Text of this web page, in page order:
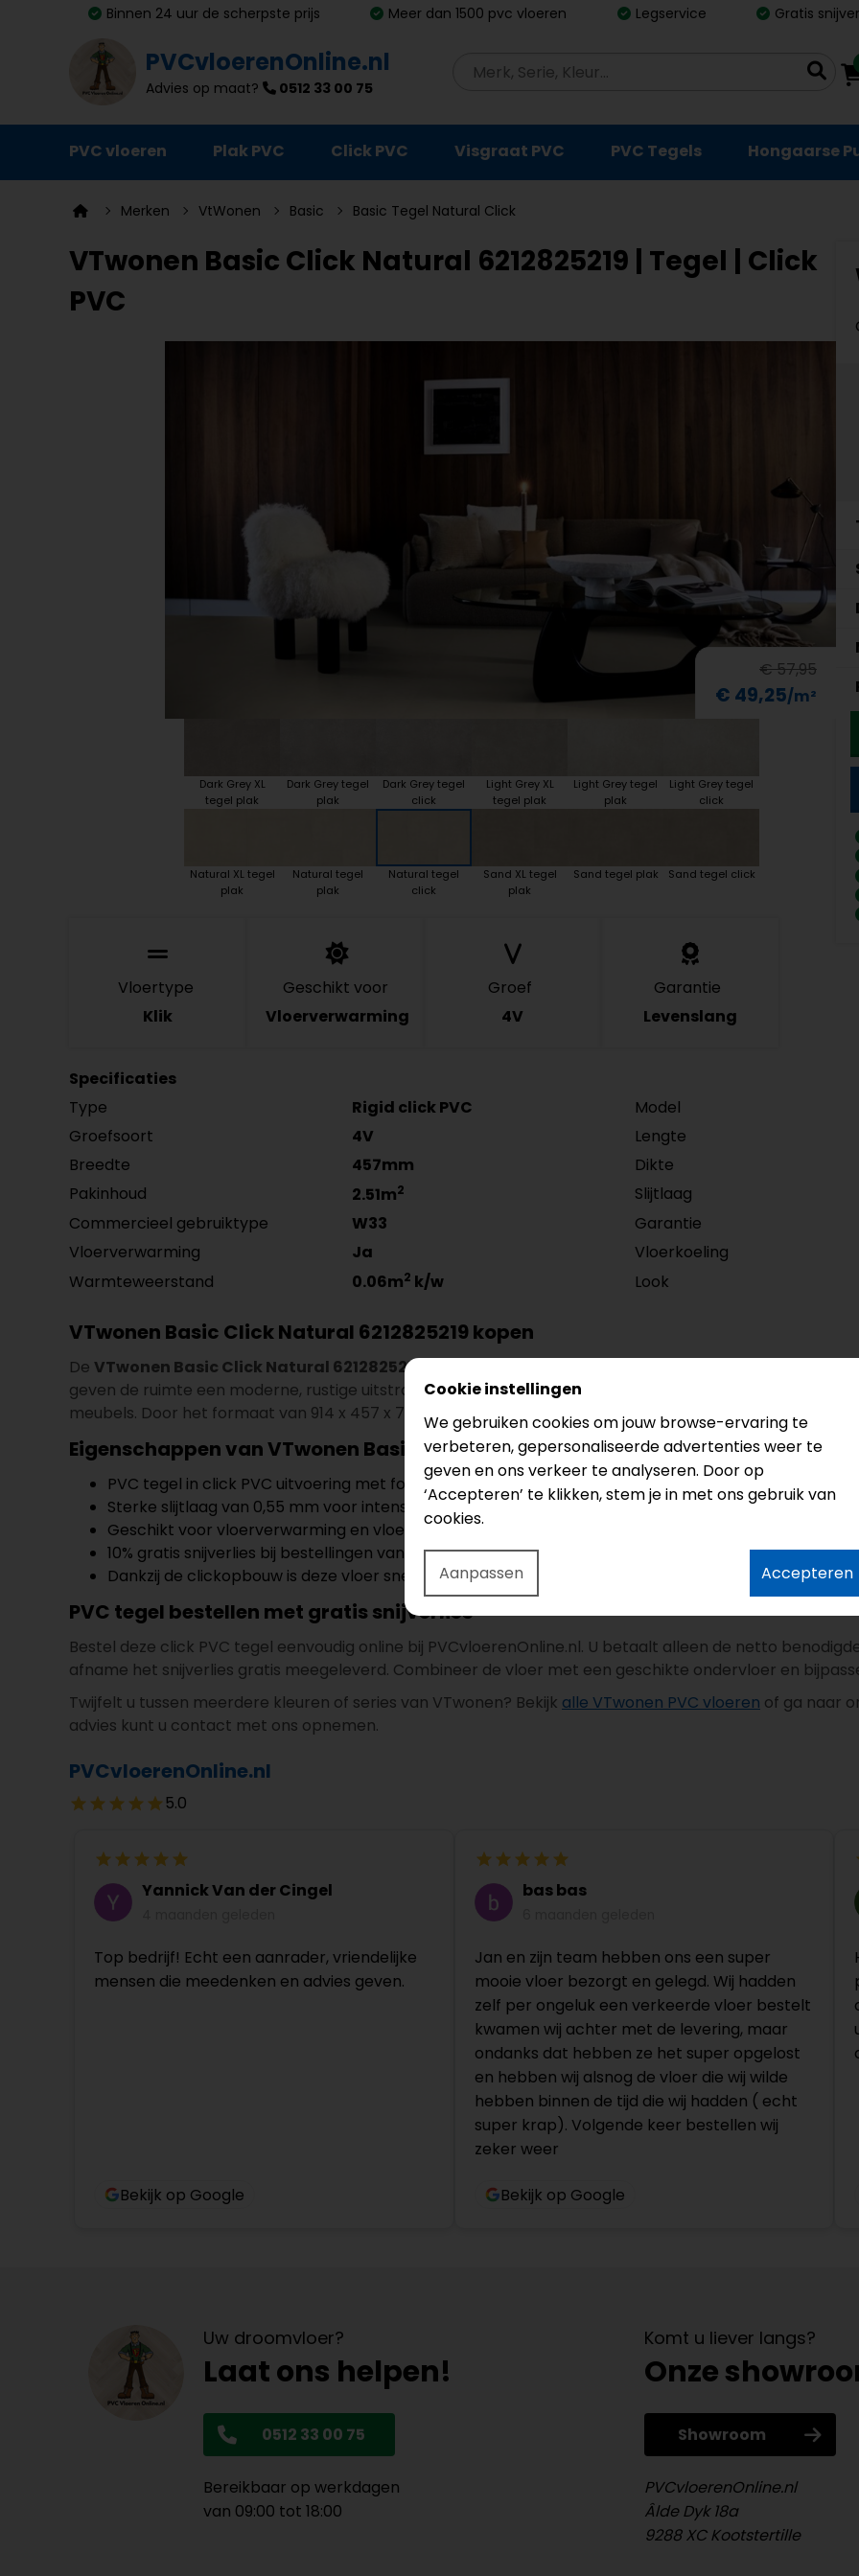
Binnen 24 uur de scherpste prijs Meer dan 1500 pvc vloeren Legservice Gratis
PVCvloerenOnline.nl
Advies op maat? 0512 33 00 75
PVC vloeren Plak PVC Click PVC Visgraat PVC PVC Tegels Hongaarse
Ondervloeren
Plinten
Merken VtWonen Basic Basic Tegel Natural Click
VTwonen Basic Click Natural 6212825219 | Tegel | Click
PVC
€ 57,95
€ 49,25
Dark Grey XL
tegel plak
Dark Grey tegel
plak
Dark Grey tegel
click
Light Grey XL
tegel plak
Light Grey tegel
plak
Light Grey tegel
click
Natural XL tegel
plak
Natural tegel
plak
Natural tegel
click
Sand XL tegel
plak
Sand tegel plak Sand tegel click
Vloertype
Klik
Geschikt voor
Vloerverwarming
Groef
4V
Garantie
Levenslang
Specificaties
Type
Rigid click PVC Model
Groefsoort
4V Lengte
Breedte
457mm Dikte
Pakinhoud
2.51m2 Slijtlaag
Commercieel gebruiktype
W33 Garantie
Vloerverwarming
Ja Vloerkoeling
Warmteweerstand
0.06m2 k/w Look
VTwonen Basic Click Natural 6212825219 kopen
De VTwonen Basic Click Natural 6212825219 Basic Click collectie van
geven de ruimte een moderne, rustige uitstraling. Het tegelbeeld is praktisch, rustig en makkelijk te
meubels. Door het formaat van 914 x 457 x 7 mm krijgt de vloer een realistische verhouding en een
Eigenschappen van VTwonen Basic Click Natural
PVC tegel in click PVC uitvoering met formaat 914 x 457 x 7 mm.
Sterke slijtlaag van 0,55 mm voor intensief woongebruik.
Geschikt voor vloerverwarming en vloerkoeling met warmteweerstand 0,06 m²K/W.
10% gratis snijverlies bij bestellingen vanaf 35 m².
Dankzij de clickopbouw is deze vloer snel te plaatsen en geschikt voor renovatie zonder verlijming.
PVC tegel bestellen met gratis snijverlies
Bestel deze click PVC tegel eenvoudig online bij PVCvloerenOnline.nl. U betaalt alleen de netto
afname het snijverlies gratis meegeleverd. Combineer de vloer met een geschikte ondervloer en
Twijfelt u tussen meerdere kleuren of series van VTwonen? Bekijk alle VTwonen PVC vloeren of ga naar
advies kunt u contact met ons opnemen.
PVCvloerenOnline.nl
5.0
Yannick Van der Cingel
Top bedrijf! Echt een aanrader, vriendelijke
mensen die meedenken en advies geven.
Bekijk op Google
bas bas
Jan en zijn team hebben ons een super
mooie vloer bezorgt en gelegd. Wij hadden
zelf per ongeluk een verkeerde vloer bestelt
kwamen wij achter met de levering, maar
ondanks dat hebben ze het super opgelost
en hebben wij alsnog de vloer die wij wilde
hebben binnen de tijd die wij hadden ( echt
super krap). Volgende keer bestellen wij
zeker weer
Bekijk op Google
Cookie instellingen
We gebruiken cookies om jouw browse-ervaring te
verbeteren, gepersonaliseerde advertenties weer te
geven en ons verkeer te analyseren. Door op
‘Accepteren’ te klikken, stem je in met ons gebruik van
cookies.
Aanpassen Accepteren
Uw droomvloer?
Laat ons helpen!
0512 33 00 75
Bereikbaar op werkdagen
van 09:00 tot 18:00
Komt u liever langs?
Onze
Showroom
PVCvloerenOnline.nl
Âlde Dyk 18a
9288 XC Kootstertille